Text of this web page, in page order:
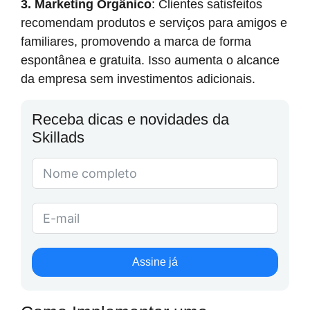
3. Marketing Orgânico: Clientes satisfeitos
recomendam produtos e serviços para amigos e
familiares, promovendo a marca de forma
espontânea e gratuita. Isso aumenta o alcance
da empresa sem investimentos adicionais.
Receba dicas e novidades da
Skillads
Assine já